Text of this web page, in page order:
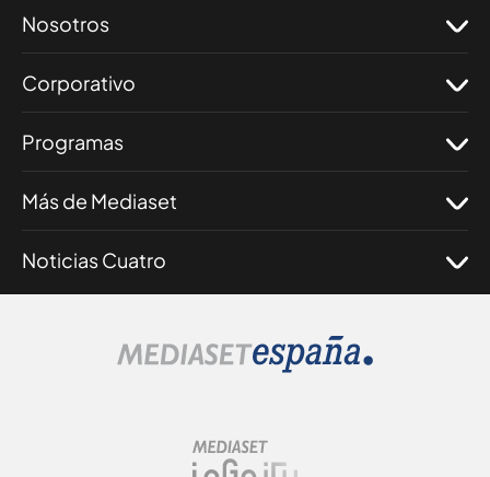
Nosotros
Corporativo
Programas
Más de Mediaset
Noticias Cuatro